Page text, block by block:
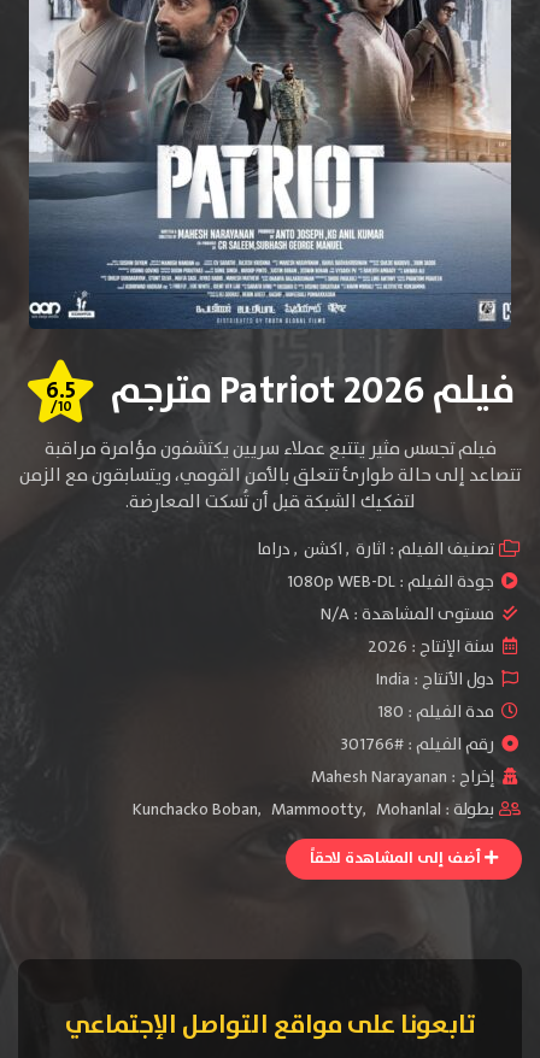
فيلم Patriot 2026 مترجم 6.5
/10
فيلم تجسس مثير يتتبع عملاء سريين يكتشفون مؤامرة مراقبة
تتصاعد إلى حالة طوارئ تتعلق بالأمن القومي، ويتسابقون مع الزمن
لتفكيك الشبكة قبل أن تُسكت المعارضة.
تصنيف الفيلم : اثارة ,اكشن ,دراما
جودة الفيلم :1080p WEB-DL
مستوى المشاهدة :N/A
سنة الإنتاج : 2026
دول الأنتاج : India
مدة الفيلم : 180
رقم الفيلم : #301766
إخراج : Mahesh Narayanan
بطولة :
Kunchacko Boban, Mammootty, Mohanlal
أضف إلى المشاهدة لاحقاً
تابعونا على مواقع التواصل الإجتماعي